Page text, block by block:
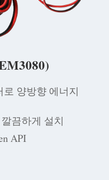
양방향 에너지
끔하게 설치
API